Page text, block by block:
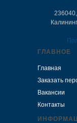
ГЛАВНОЕ
Главная
Заказать
Вакансии
Контакты